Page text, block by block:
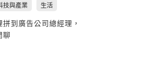
技與產業 生活
到廣告公司總經理，
聊
https://www.instagram.com/